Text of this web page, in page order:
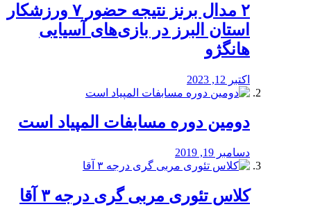
۲ مدال برنز نتیجه حضور ۷ ورزشکار
استان البرز در بازی‌های آسیایی
هانگژو
اکتبر 12, 2023
دومین دوره مسابفات المپیاد است
دسامبر 19, 2019
کلاس تئوری مربی گری درجه ۳ آقا